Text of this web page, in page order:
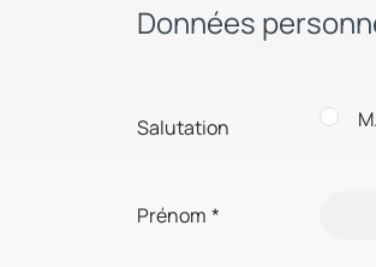
Données
Salutation M.
Prénom *